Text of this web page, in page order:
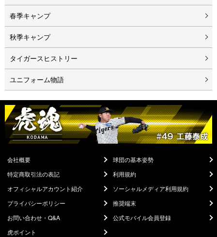
春季キャンプ
秋季キャンプ
タイガースヒストリー
ユニフォーム物語
会社概要
球団の基本姿勢
特定商取引法の表記
利用規約
オフィシャルアカウント紹介
ソーシャルメディア利用規約
プライバシーポリシー
推奨端末
お問い合わせ・Q&A
公式モバイル会員登録
虎ポイント